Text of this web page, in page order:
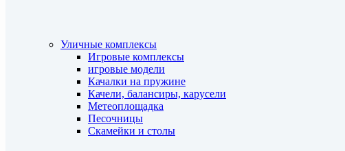
Уличные комплексы
Игровые комплексы
игровые модели
Качалки на пружине
Качели, балансиры, карусели
Метеоплощадка
Песочницы
Скамейки и столы